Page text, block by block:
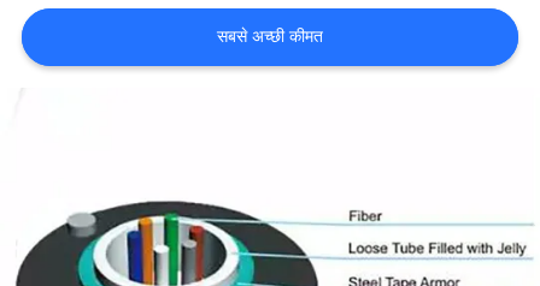
मामलों
गोपनीयता
नीति
सबसे अच्छी कीमत